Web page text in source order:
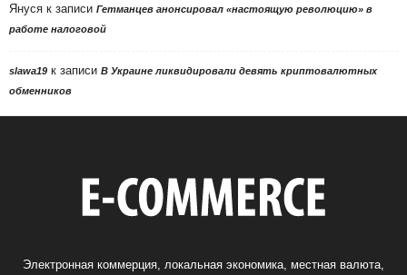
Януся к записи Гетманцев анонсировал «настоящую революцию» в
работе налоговой
slawa19 к записи В Украине ликвидировали девять криптовалютных
обменников
Электронная коммерция, локальная экономика, местная валюта,